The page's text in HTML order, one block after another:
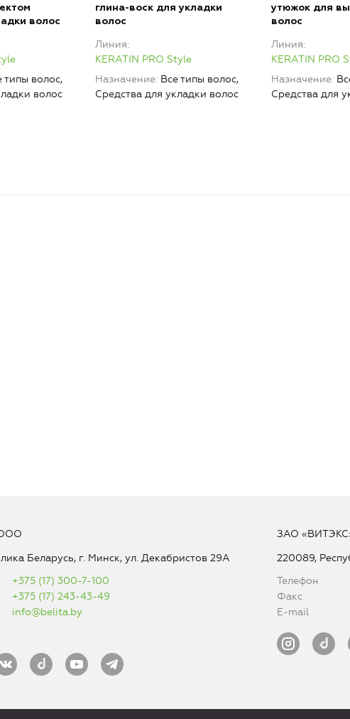
волос
типы волос,
волос
глина-воск для укладки
волос
Линия
KERATIN PRO Style
Назначение Все типы волос,
Средства для укладки волос
утюжок для
волос
Линия
KERATIN PRO
Назначение
Средства для
Беларусь, г. Минск, ул. Декабристов 29А
+375 (17) 300-7-100
+375 (17) 243-43-49
info@belita.by
ЗАО
220089,
Телефон
Факс
E-mail